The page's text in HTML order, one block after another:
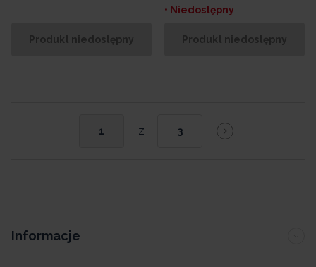
Produkt niedostępny
• Niedostępny
Produkt niedostępny
1 z 3
Informacje